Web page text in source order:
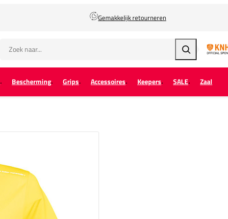
Gemakkelijk retourneren
Zoeken
Bescherming Grips Accessoires Keepers SALE Zaal